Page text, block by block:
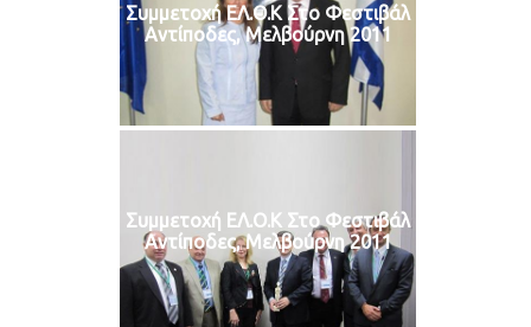
Συμμετοχή ΕΛ.Ο.Κ Στο Φεστιβάλ
Αντίποδες, Μελβούρνη 2011
Συμμετοχή ΕΛ.Ο.Κ Στο Φεστιβάλ
Αντίποδες, Μελβούρνη 2011